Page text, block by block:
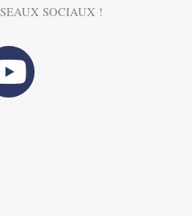
SOCIAUX !